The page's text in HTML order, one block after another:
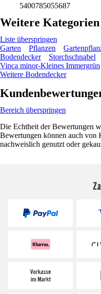
5400785055687
Weitere Kategorien
Liste überspringen
Garten
Pflanzen
Bodendecker
Storchschnabel
Vinca minor-Kleines Immergrün
Weitere Bodendecker
Bereich überspringen
Die Echtheit der Bewertungen
Bewertungen können auch von
nachweislich genutzt oder